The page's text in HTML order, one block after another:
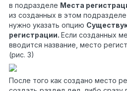
в подразделе Места
из созданных в этом
нужно указать опцию
регистрации. Если созданных
вводится название, место
(рис. 3)
После того как создано место